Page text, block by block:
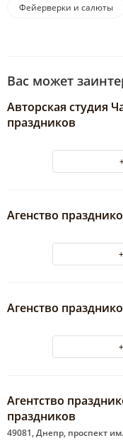
Фейерверки и салюты
Вас может
Авторская студия
праздников
Агенство
Агенство
Агентство
праздников
49081, Днепр, проспект